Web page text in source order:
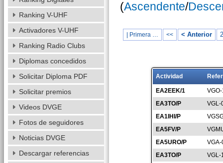
(Ascendente/
| Primera … << < Anterior
Actividad
EA2EEK/1
EA3TO/P
VGL-
EA1IHI/P
EA5FV/P
EA5URO/P
EA3TO/P
VGL-
Ranking V-UHF
Activadores V-UHF
Ranking Radio Clubs
Diplomas concedidos
Solicitar Diploma PDF
Solicitar premios
Videos DVGE
Fotos de seguidores
Noticias DVGE
Descargar referencias